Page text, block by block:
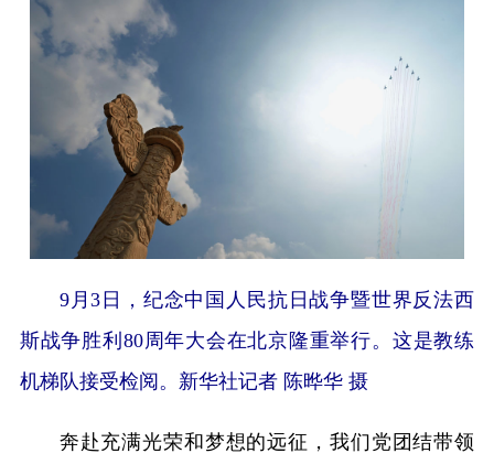
9月3日，纪念中国人民抗日战争暨世界反法西
斯战争胜利80周年大会在北京隆重举行。这是教练
机梯队接受检阅。新华社记者 陈晔华 摄
奔赴充满光荣和梦想的远征，我们党团结带领